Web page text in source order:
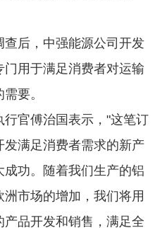
后，中强能源公司开发
用于满足消费者对运输
要。
官傅治国表示，"这笔订
满足消费者需求的新产
功。随着我们生产的铝
市场的增加，我们将用
品开发和销售，满足全